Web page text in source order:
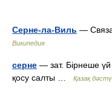
Серне-ла-Виль —
Википедия
серне — зат. Бірнеше
қосу салты …
Қазақ